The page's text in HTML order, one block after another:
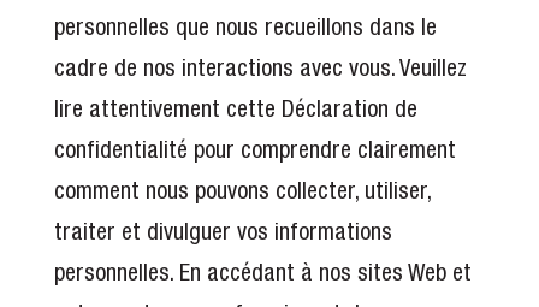
personnelles que nous recueillons dans le
cadre de nos interactions avec vous. Veuillez
lire attentivement cette Déclaration de
confidentialité pour comprendre clairement
comment nous pouvons collecter, utiliser,
traiter et divulguer vos informations
personnelles. En accédant à nos sites Web et